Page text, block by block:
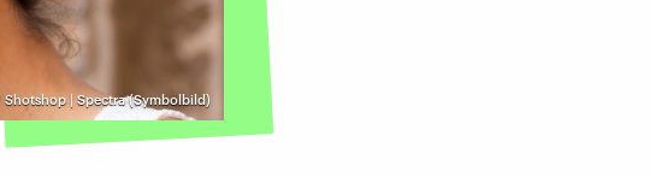
| Spectra (Symbolbild)